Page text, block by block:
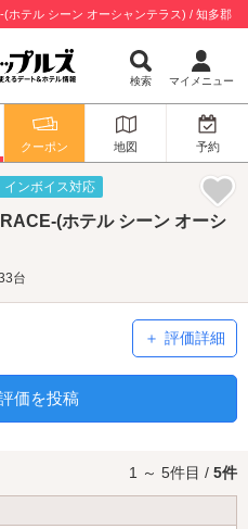
ホテル シーン オーシャンテラス) / 知多郡
検索 マイメニュー
クーポン 地図 予約
インボイス対応
(ホテル シーン オーシ
台
評価詳細
価を投稿
1 ～ 5件目 / 5件